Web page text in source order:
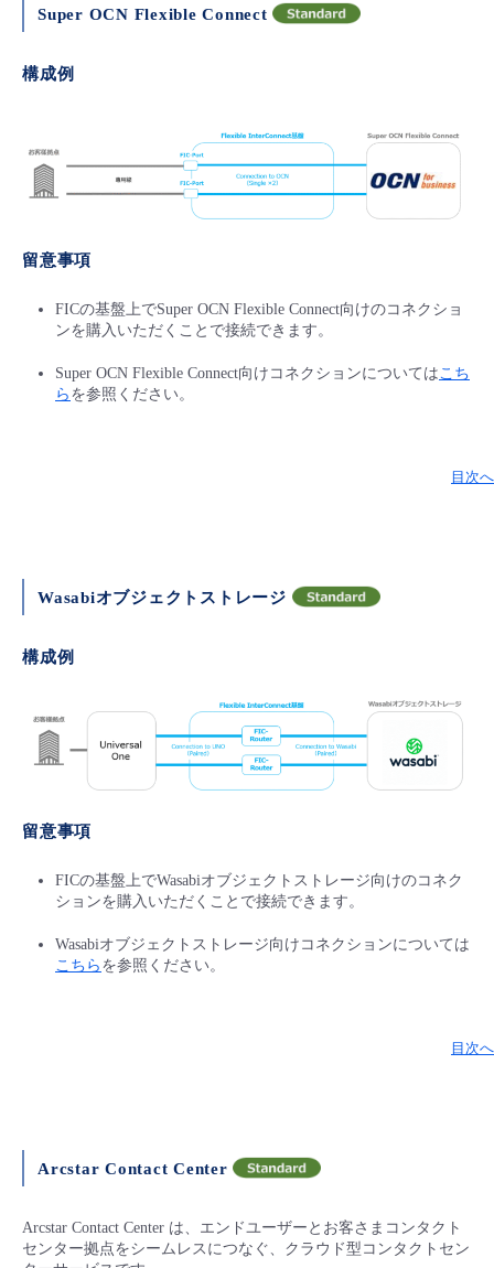
Super OCN Flexible Connect
構成例
留意事項
FICの基盤上でSuper OCN Flexible Connect向けのコネクショ
ンを購入いただくことで接続できます。
Super OCN Flexible Connect向けコネクションについてはこち
ら を参照ください。
目次へ
Wasabiオブジェクトストレージ
構成例
留意事項
FICの基盤上でWasabiオブジェクトストレージ向けのコネク
ションを購入いただくことで接続できます。
Wasabiオブジェクトストレージ向けコネクションについては
こちら を参照ください。
目次へ
Arcstar Contact Center
Arcstar Contact Center は、エンドユーザーとお客さまコンタクト
センター拠点をシームレスにつなぐ、クラウド型コンタクトセン